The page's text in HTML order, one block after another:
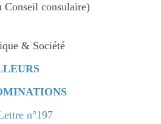
consulaire)
& Société
n°197